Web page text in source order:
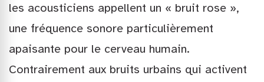
les acousticiens appellent un « bruit rose »,
une fréquence sonore particulièrement
apaisante pour le cerveau humain.
Contrairement aux bruits urbains qui activent